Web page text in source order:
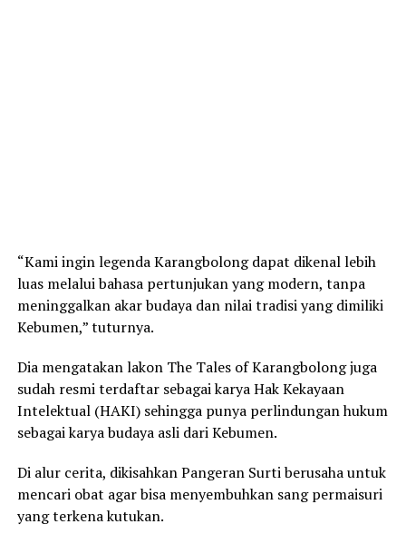
“Kami ingin legenda Karangbolong dapat dikenal lebih
luas melalui bahasa pertunjukan yang modern, tanpa
meninggalkan akar budaya dan nilai tradisi yang dimiliki
Kebumen,” tuturnya.
Dia mengatakan lakon The Tales of Karangbolong juga
sudah resmi terdaftar sebagai karya Hak Kekayaan
Intelektual (HAKI) sehingga punya perlindungan hukum
sebagai karya budaya asli dari Kebumen.
Di alur cerita, dikisahkan Pangeran Surti berusaha untuk
mencari obat agar bisa menyembuhkan sang permaisuri
yang terkena kutukan.